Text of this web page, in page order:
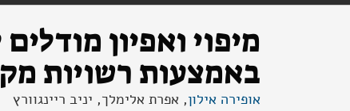
מיפוי ואפיון
באמצעות רשויות
אופירה אילון, אפרת אלימלך, יניב ריינגוורץ